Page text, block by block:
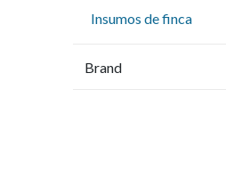
Insumos de finca
Brand